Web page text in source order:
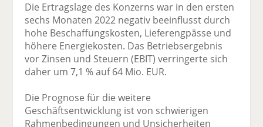
Die Ertragslage des Konzerns war in den ersten
sechs Monaten 2022 negativ beeinflusst durch
hohe Beschaffungskosten, Lieferengpässe und
höhere Energiekosten. Das Betriebsergebnis
vor Zinsen und Steuern (EBIT) verringerte sich
daher um 7,1 % auf 64 Mio. EUR.
Die Prognose für die weitere
Geschäftsentwicklung ist von schwierigen
Rahmenbedingungen und Unsicherheiten